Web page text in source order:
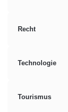
Recht
Technologie
Tourismus